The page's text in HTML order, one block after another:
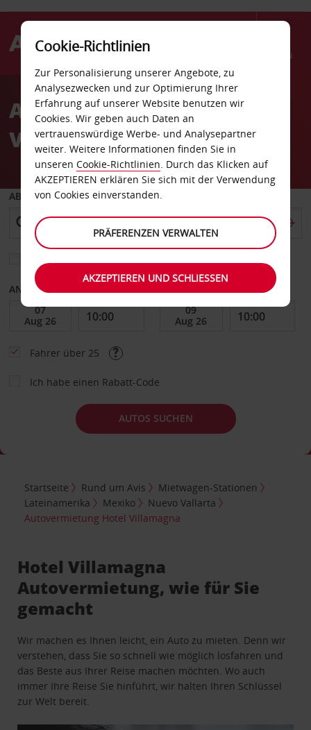
Menü
AvisAutovermietung Hotel
Villamagna
ABHOLEN VON
ANFANGSDATUM
Fahrer über 25
Ich habe einen Rabatt-Code
AUTOS SUCHEN
Startseite Rund um Avis
Mietwagen-Stationen
Lateinamerika
Mexiko
Nuevo Vallarta
Autovermietung Hotel Villamagna
Hotel Villamagna
Autovermietung, wie für Sie
gemacht
Wir machen es Ihnen leicht, ein Auto zu mieten. Denn wir
verstehen, dass Sie so schnell wie möglich losfahren und
das Beste aus Ihrer Reise machen möchten. Wo auch
immer Ihre Reise Sie hinführt, wir halten Ihren Schlüssel
zur Welt bereit.
Cookie-Richtlinien
Zur Personalisierung unserer Angebote, zu
Analysezwecken und zur Optimierung Ihrer
Erfahrung auf unserer Website benutzen wir
Cookies. Wir geben auch Daten an
vertrauenswürdige Werbe- und Analysepartner
weiter. Weitere Informationen finden Sie in
unseren Cookie-Richtlinien. Durch das Klicken auf
AKZEPTIEREN erklären Sie sich mit der Verwendung
von Cookies einverstanden.
PRÄFERENZEN VERWALTEN
AKZEPTIEREN UND SCHLIESSEN